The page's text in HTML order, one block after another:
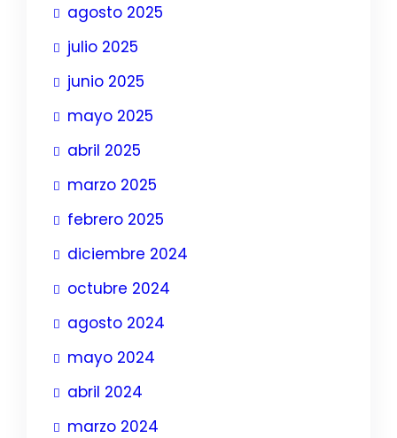
agosto 2025
julio 2025
junio 2025
mayo 2025
abril 2025
marzo 2025
febrero 2025
diciembre 2024
octubre 2024
agosto 2024
mayo 2024
abril 2024
marzo 2024